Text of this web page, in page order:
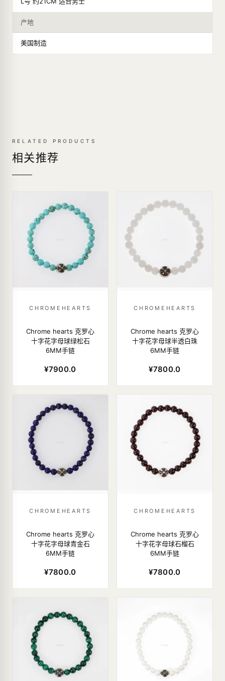
产地
美国制造
RELATED PRODUCTS
相关推荐
CHROMEHEARTS
Chrome hearts 克罗心
十字花字母球绿松石
6MM手链
¥7900.0
CHROMEHEARTS
Chrome hearts 克罗心
十字花字母球半透白珠
6MM手链
¥7800.0
CHROMEHEARTS
Chrome hearts 克罗心
十字花字母球青金石
6MM手链
¥7800.0
CHROMEHEARTS
Chrome hearts 克罗心
十字花字母球石榴石
6MM手链
¥7800.0